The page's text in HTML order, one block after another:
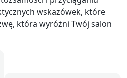
wskazówek, które
która wyróżni Twój salon